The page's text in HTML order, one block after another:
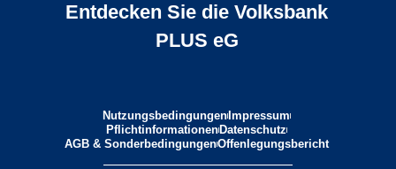
Entdecken Sie die Volksbank
PLUS eG
Nutzungsbedingungen Impressum
PflichtinformationenDatenschutz
AGB & SonderbedingungenOffenlegungsbericht